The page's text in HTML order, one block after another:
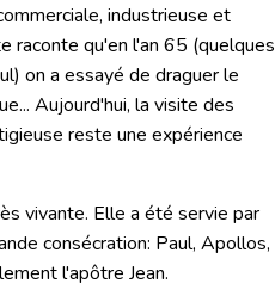
industrieuse et
raconte qu'en l'an 65 (quelques
on a essayé de draguer le
Aujourd'hui, la visite des
reste une expérience
vivante. Elle a été servie par
consécration: Paul, Apollos,
l'apôtre Jean.